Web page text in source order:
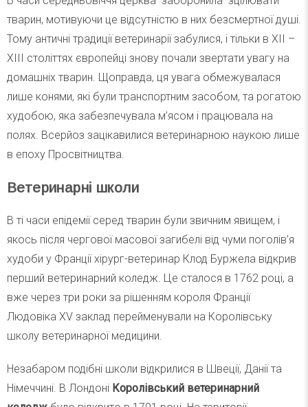
тварин, мотивуючи це відсутністю в них безсмертної душі.
Тому античні традиції ветеринарії забулися, і тільки в XII –
XIII століттях європейці знову почали звертати увагу на
домашніх тварин. Щоправда, ця увага обмежувалася
лише конями, які були транспортним засобом, та рогатою
худобою, яка забезпечувала м’ясом і працювала на
полях. Всерйоз зацікавилися ветеринарною наукою лише
в епоху Просвітництва.
Ветеринарні школи
В ті часи епідемії серед тварин були звичним явищем, і
якось після чергової масової загибелі від чуми поголів’я
худоби у Франції хірург-ветеринар Клод Буржела відкрив
перший ветеринарний коледж. Це сталося в 1762 році, а
вже через три роки за рішенням короля Франції
Людовіка XV заклад перейменували на Королівську
школу ветеринарної медицини.
Незабаром подібні школи відкрилися в Швеції, Данії та
Німеччині. В Лондоні Королівський ветеринарний